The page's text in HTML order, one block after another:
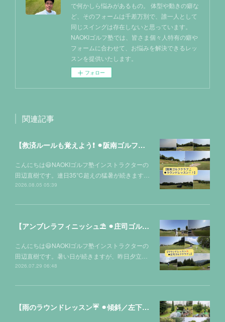
で何かしら悩みがあるもの。 体型や動きの癖な
ど、そのフォームは千差万別で、誰一人として
同じスイングは存在しないと思っています。
NAOKIゴルフ塾では、皆さま個々人特有の癖や
フォームに合わせて、お悩みを解決できるレッ
スンを提供いたします。
フォロー
関連記事
【救済ルールも覚えよう❗️ ⚫︎阪南ゴルフクラブ⛳️】
こんにちは😃NAOKIゴルフ塾インストラクターの
田辺直樹です。連日35℃超えの猛暑が続きます…
2026.08.05 05:39
【アンブレラフィニッシュ⛱️ ⚫︎庄司ゴルフクラブ⛳️】
こんにちは😃NAOKIゴルフ塾インストラクターの
田辺直樹です。暑い日が続きますが、昨日夕立…
2026.07.29 06:48
【雨のラウンドレッスン☔️ ⚫︎傾斜／左下りのアプローチ 2種類の打ち方‼️in光丘パブリックゴルフ場⛳️】